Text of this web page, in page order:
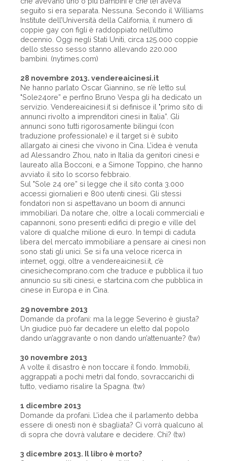
seguito si era separata. Nessuna. Secondo il Williams
Institute dell’Università della California, il numero di
coppie gay con figli è raddoppiato nell’ultimo
decennio. Oggi negli Stati Uniti, circa 125.000 coppie
dello stesso sesso stanno allevando 220.000
bambini. (nytimes.com)
28 novembre 2013. vendereaicinesi.it
Ne hanno parlato Oscar Giannino, se n’è letto sul
"Sole24ore” e perfino Bruno Vespa gli ha dedicato un
servizio. Vendereaicinesi.it si definisce il "primo sito di
annunci rivolto a imprenditori cinesi in Italia”. Gli
annunci sono tutti rigorosamente bilingui (con
traduzione professionale) e il target si è subito
allargato ai cinesi che vivono in Cina. L’idea è venuta
ad Alessandro Zhou, nato in Italia da genitori cinesi e
laureato alla Bocconi, e a Simone Toppino, che hanno
avviato il sito lo scorso febbraio.
Sul "Sole 24 ore” si legge che il sito conta 3.000
accessi giornalieri e 800 utenti cinesi. Gli stessi
fondatori non si aspettavano un boom di annunci
immobiliari. Da notare che, oltre a locali commerciali e
capannoni, sono presenti edifici di pregio e ville del
valore di qualche milione di euro. In tempi di caduta
libera del mercato immobiliare a pensare ai cinesi non
sono stati gli unici. Se si fa una veloce ricerca in
internet, oggi, oltre a vendereaicinesi.it, c’è
cinesichecomprano.com che traduce e pubblica il tuo
annuncio su siti cinesi, e startcina.com che pubblica in
cinese in Europa e in Cina.
29 novembre 2013
Domande da profani: ma la legge Severino è giusta?
Un giudice può far decadere un eletto dal popolo
dando un’aggravante o non dando un’attenuante? (tw)
30 novembre 2013
A volte il disastro è non toccare il fondo. Immobili,
aggrappati a pochi metri dal fondo, sovraccarichi di
tutto, vediamo risalire la Spagna. (tw)
1 dicembre 2013
Domande da profani. L’idea che il parlamento debba
essere di onesti non è sbagliata? Ci vorrà qualcuno al
di sopra che dovrà valutare e decidere. Chi? (tw)
3 dicembre 2013. Il libro è morto?